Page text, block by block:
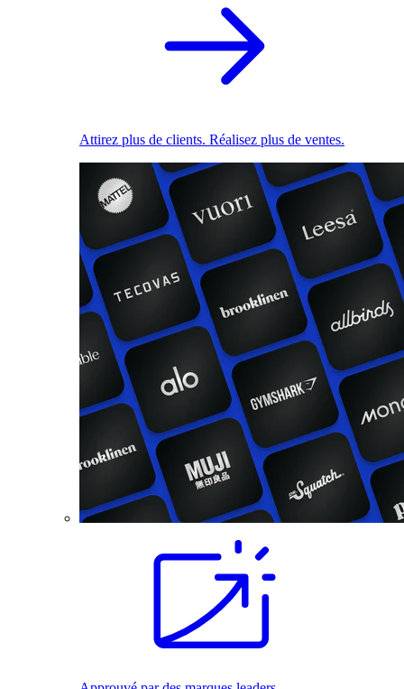
Attirez plus de clients. Réalisez plus de ventes.